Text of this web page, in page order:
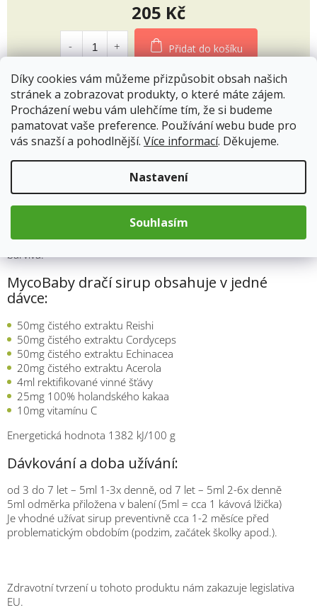
Díky cookies vám můžeme přizpůsobit obsah našich
stránek a zobrazovat produkty, o které máte zájem.
Procházení webu vám ulehčíme tím, že si budeme
pamatovat vaše preference. Používání webu bude pro
vás snazší a pohodlnější. Více informací. Děkujeme.
Nastavení
Souhlasím
205 Kč
Měrná
cena:
Přidat do košíku
Popis Hodnocení
Produkt není určen pro děti do 3 let, pro těhotné a kojící.
Nepřekračujte doporučené denní dávkování. Uchovávejte mimo
dosah dětí. Neobsahuje efedrin, lepek, konzervační látky ani
barviva.
MycoBaby dračí sirup obsahuje v jedné
dávce:
50mg čistého extraktu Reishi
50mg čistého extraktu Cordyceps
50mg čistého extraktu Echinacea
20mg čistého extraktu Acerola
4ml rektifikované vinné šťávy
25mg 100% holandského kakaa
10mg vitamínu C
Energetická hodnota 1382 kJ/100 g
Dávkování a doba užívání:
od 3 do 7 let – 5ml 1-3x denně, od 7 let – 5ml 2-6x denně
5ml odměrka přiložena v balení (5ml = cca 1 kávová lžička)
Je vhodné užívat sirup preventivně cca 1-2 měsíce před
problematickým obdobím (podzim, začátek školky apod.).
Zdravotní tvrzení u tohoto produktu nám zakazuje legislativa
EU.